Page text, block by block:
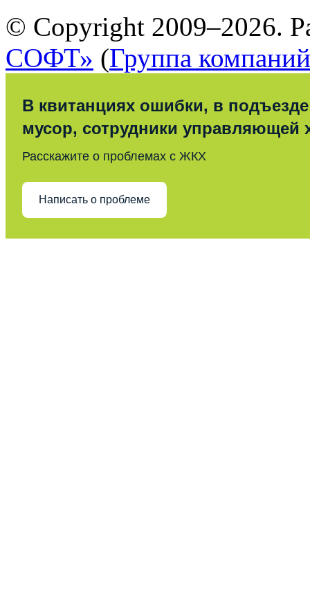
© Copyright 2009–2026.
СОФТ» (Группа
В квитанциях ошибки, в подъезде
мусор, сотрудники управляющей
Расскажите о проблемах с ЖКХ
Написать о проблеме